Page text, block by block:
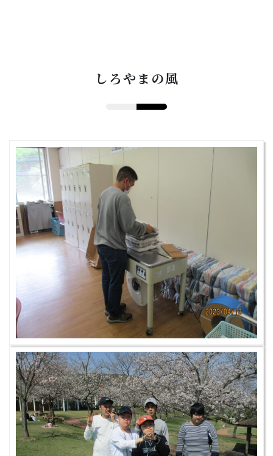
しろやまの風